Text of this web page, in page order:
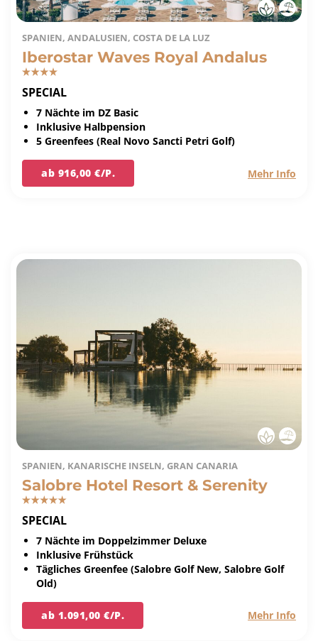
SPANIEN, ANDALUSIEN, COSTA DE LA LUZ
Iberostar Waves Royal Andalus
SPECIAL
7 Nächte im DZ Basic
Inklusive Halbpension
5 Greenfees (Real Novo Sancti Petri Golf)
ab 916,00 €/P. Mehr Info
SPANIEN, KANARISCHE INSELN, GRAN CANARIA
Salobre Hotel Resort & Serenity
SPECIAL
7 Nächte im Doppelzimmer Deluxe
Inklusive Frühstück
Tägliches Greenfee (Salobre Golf New, Salobre Golf
Old)
ab 1.091,00 €/P. Mehr Info